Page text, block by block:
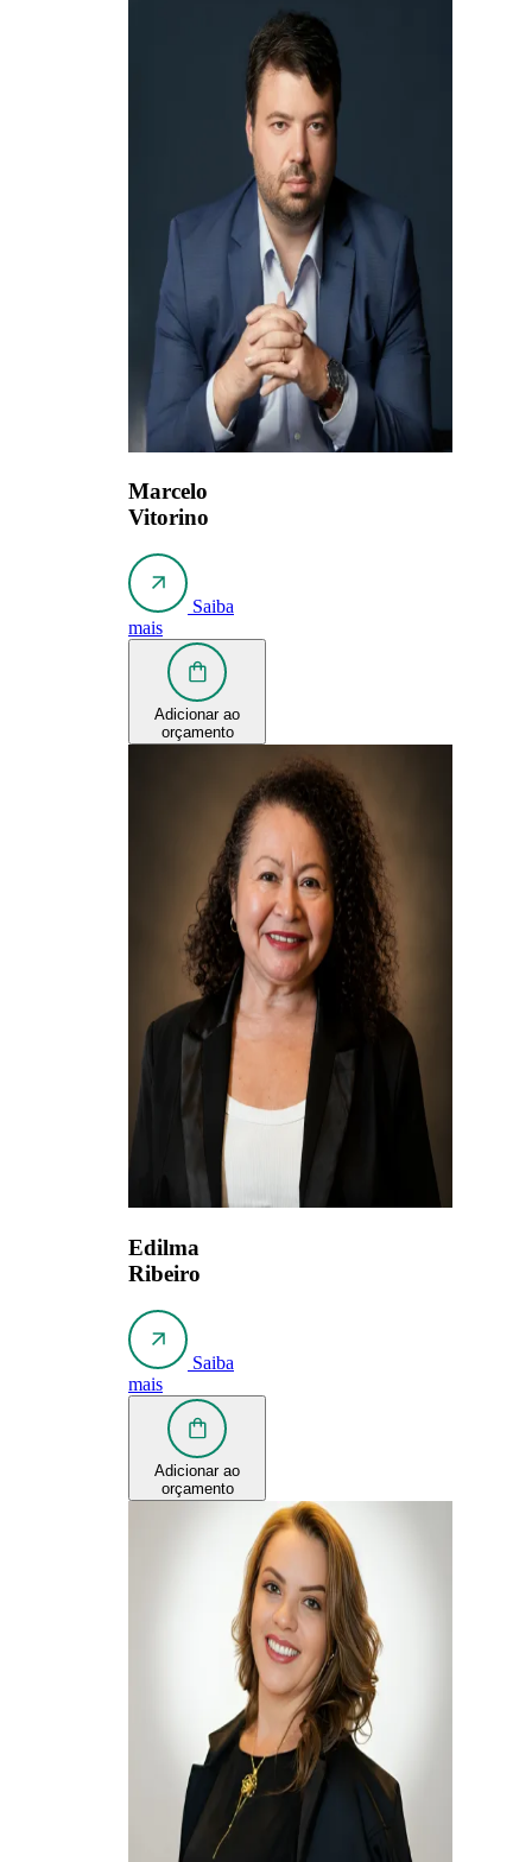
Marcelo
Vitorino
Saiba
mais
Adicionar ao
orçamento
Edilma
Ribeiro
Saiba
mais
Adicionar ao
orçamento